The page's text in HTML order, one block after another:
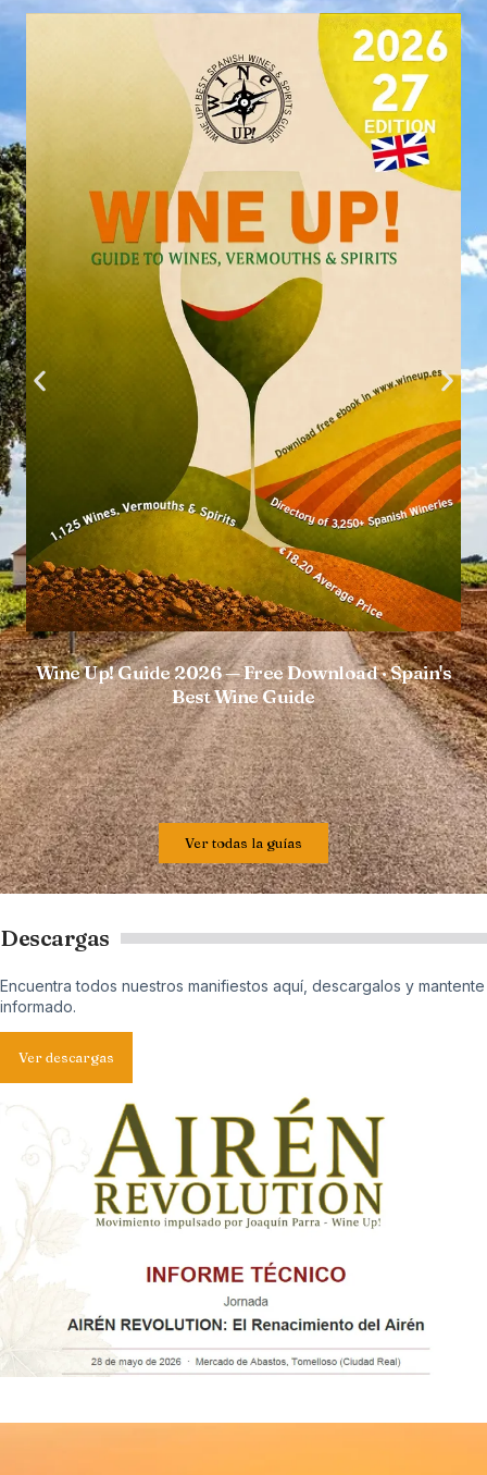
Wine Up! Guide 2026 — Free Download · Spain's
Best Wine Guide
Ver todas la guías
Descargas
Encuentra todos nuestros manifiestos aquí, descargalos y mantente
informado.
Ver descargas